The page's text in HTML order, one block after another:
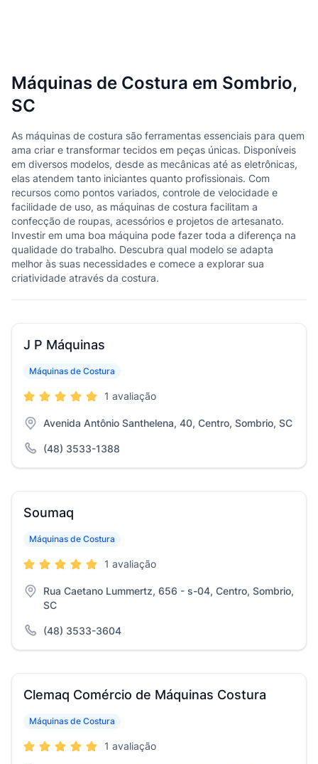
Máquinas de Costura em Sombrio,
SC
As máquinas de costura são ferramentas essenciais para quem
ama criar e transformar tecidos em peças únicas. Disponíveis
em diversos modelos, desde as mecânicas até as eletrônicas,
elas atendem tanto iniciantes quanto profissionais. Com
recursos como pontos variados, controle de velocidade e
facilidade de uso, as máquinas de costura facilitam a
confecção de roupas, acessórios e projetos de artesanato.
Investir em uma boa máquina pode fazer toda a diferença na
qualidade do trabalho. Descubra qual modelo se adapta
melhor às suas necessidades e comece a explorar sua
criatividade através da costura.
J P Máquinas
Máquinas de Costura
1 avaliação
Avenida Antônio Santhelena, 40, Centro, Sombrio, SC
(48) 3533-1388
Soumaq
Máquinas de Costura
1 avaliação
Rua Caetano Lummertz, 656 - s-04, Centro, Sombrio,
SC
(48) 3533-3604
Clemaq Comércio de Máquinas Costura
Máquinas de Costura
1 avaliação